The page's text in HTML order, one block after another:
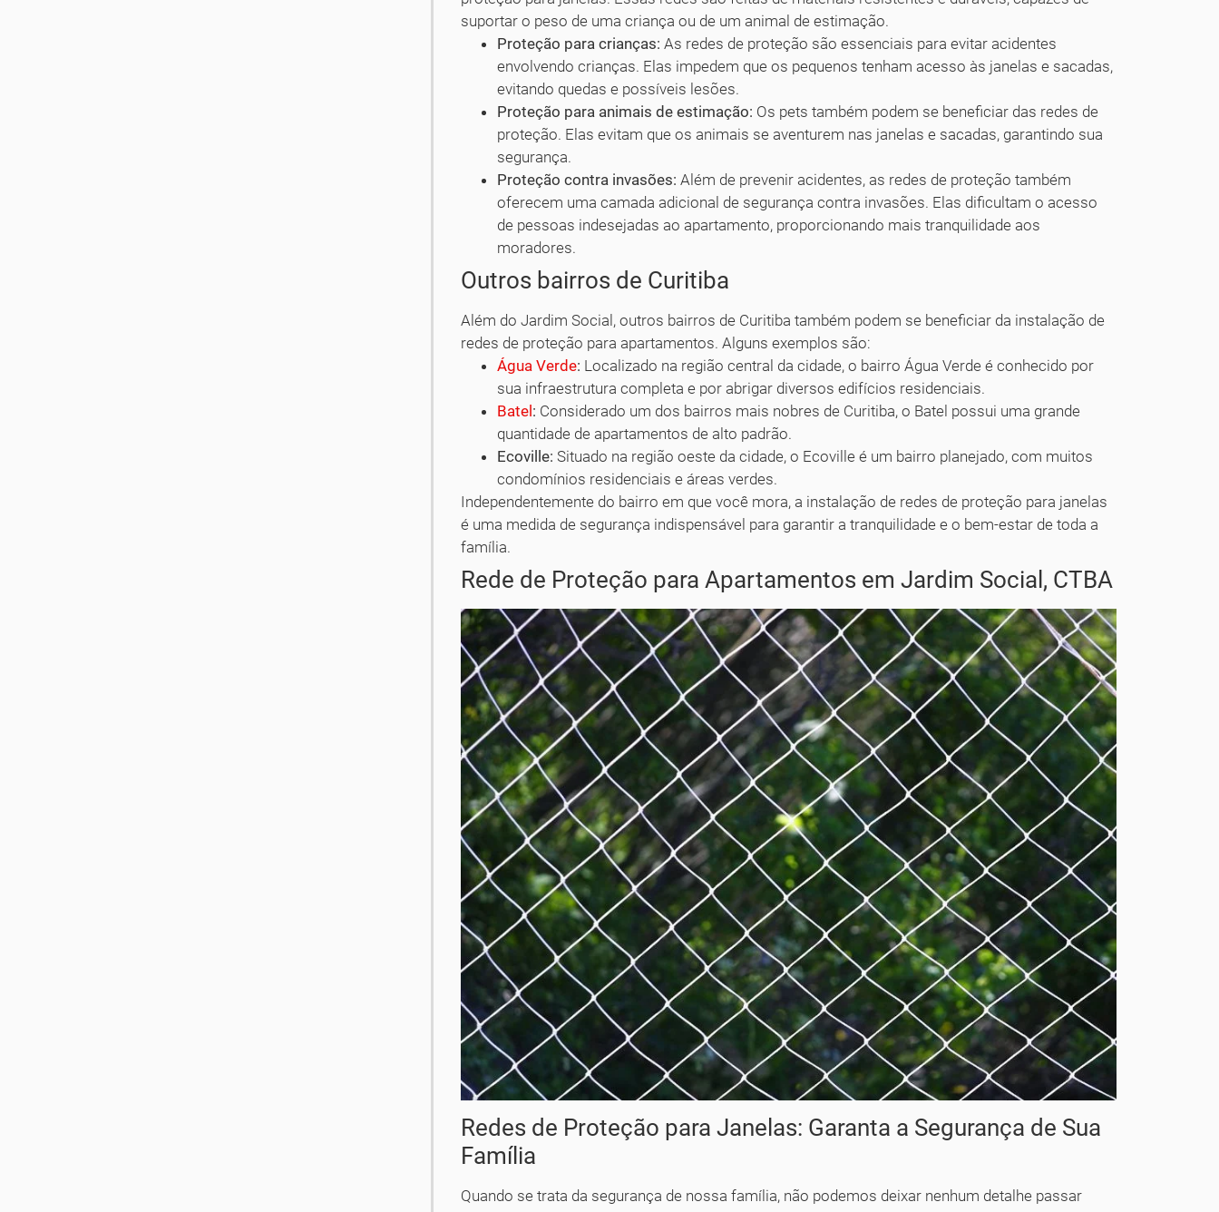
suportar o peso de uma criança ou de um animal de estimação.
Proteção para crianças: As redes de proteção são essenciais para evitar acidentes
envolvendo crianças. Elas impedem que os pequenos tenham acesso às janelas e sacadas,
evitando quedas e possíveis lesões.
Proteção para animais de estimação: Os pets também podem se beneficiar das redes de
proteção. Elas evitam que os animais se aventurem nas janelas e sacadas, garantindo sua
segurança.
Proteção contra invasões: Além de prevenir acidentes, as redes de proteção também
oferecem uma camada adicional de segurança contra invasões. Elas dificultam o acesso
de pessoas indesejadas ao apartamento, proporcionando mais tranquilidade aos
moradores.
Outros bairros de Curitiba
Além do Jardim Social, outros bairros de Curitiba também podem se beneficiar da instalação de
redes de proteção para apartamentos. Alguns exemplos são:
Água Verde: Localizado na região central da cidade, o bairro Água Verde é conhecido por
sua infraestrutura completa e por abrigar diversos edifícios residenciais.
Batel : Considerado um dos bairros mais nobres de Curitiba, o Batel possui uma grande
quantidade de apartamentos de alto padrão.
Ecoville: Situado na região oeste da cidade, o Ecoville é um bairro planejado, com muitos
condomínios residenciais e áreas verdes.
Independentemente do bairro em que você mora, a instalação de redes de proteção para janelas
é uma medida de segurança indispensável para garantir a tranquilidade e o bem-estar de toda a
família.
Rede de Proteção para Apartamentos em Jardim Social, CTBA
Redes de Proteção para Janelas: Garanta a Segurança de Sua
Família
Quando se trata da segurança de nossa família, não podemos deixar nenhum detalhe passar